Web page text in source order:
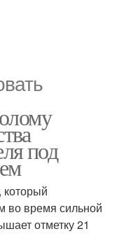
под
во время сильной
отметку 21